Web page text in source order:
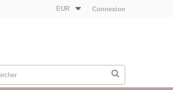
Connexion
EUR